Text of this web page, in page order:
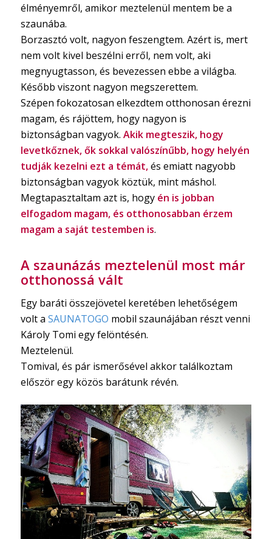
élményemről, amikor meztelenül mentem be a
szaunába.
Borzasztó volt, nagyon feszengtem. Azért is, mert
nem volt kivel beszélni erről, nem volt, aki
megnyugtasson, és bevezessen ebbe a világba.
Később viszont nagyon megszerettem.
Szépen fokozatosan elkezdtem otthonosan érezni
magam, és rájöttem, hogy nagyon is
biztonságban vagyok. Akik megteszik, hogy
levetkőznek, ők sokkal valószínűbb, hogy helyén
tudják kezelni ezt a témát,és emiatt nagyobb
biztonságban vagyok köztük, mint máshol.
Megtapasztaltam azt is, hogy én is jobban
elfogadom magam, és otthonosabban érzem
magam a saját testemben is.
A szaunázás meztelenül most már
otthonossá vált
Egy baráti összejövetel keretében lehetőségem
volt a SAUNATOGO mobil szaunájában részt venni
Károly Tomi egy felöntésén.
Meztelenül.
Tomival, és pár ismerősével akkor találkoztam
először egy közös barátunk révén.